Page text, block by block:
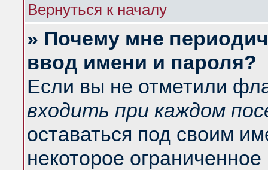
Вернуться к началу
» Почему мне
ввод имени и пароля?
Если вы не отметили
входить при каждом
оставаться под своим
некоторое